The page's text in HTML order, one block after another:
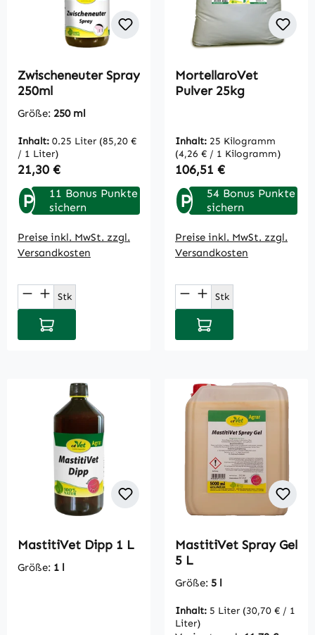
Zwischeneuter Spray
250ml
Größe: 250 ml
Inhalt: 0.25 Liter (85,20 €
/ 1 Liter)
Regulärer Preis:
21,30 €
P
11 Bonus Punkte
sichern
Preise inkl. MwSt. zzgl.
Versandkosten
Produkt Anzahl: Gib den gewünschten
Stk
In den Warenkorb
MortellaroVet
Pulver 25kg
Inhalt: 25 Kilogramm
(4,26 € / 1 Kilogramm)
Regulärer Preis:
106,51 €
P
54 Bonus Punkte
sichern
Preise inkl. MwSt. zzgl.
Versandkosten
Produkt Anzahl:
Stk
In den Warenkorb
MastitiVet Dipp 1 L
Größe: 1 l
MastitiVet Spray Gel
5 L
Größe: 5 l
Inhalt: 5 Liter (30,70 € / 1
Liter)